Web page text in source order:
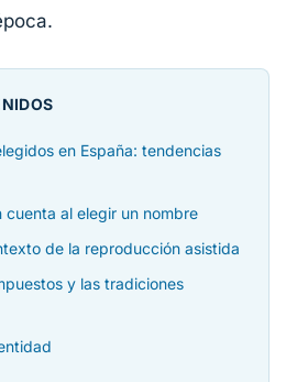
en España: tendencias
cuenta al elegir un nombre
de la reproducción asistida
y las tradiciones